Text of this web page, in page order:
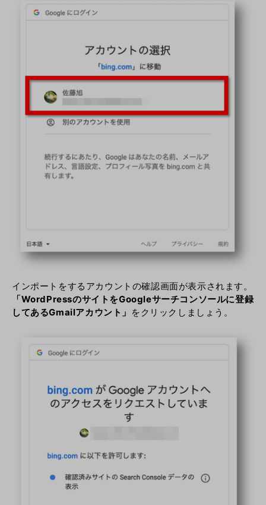
インポートをするアカウントの確認画面が表示されます。
「WordPressのサイトをGoogleサーチコンソールに登録
してあるGmailアカウント」 をクリックしましょう。